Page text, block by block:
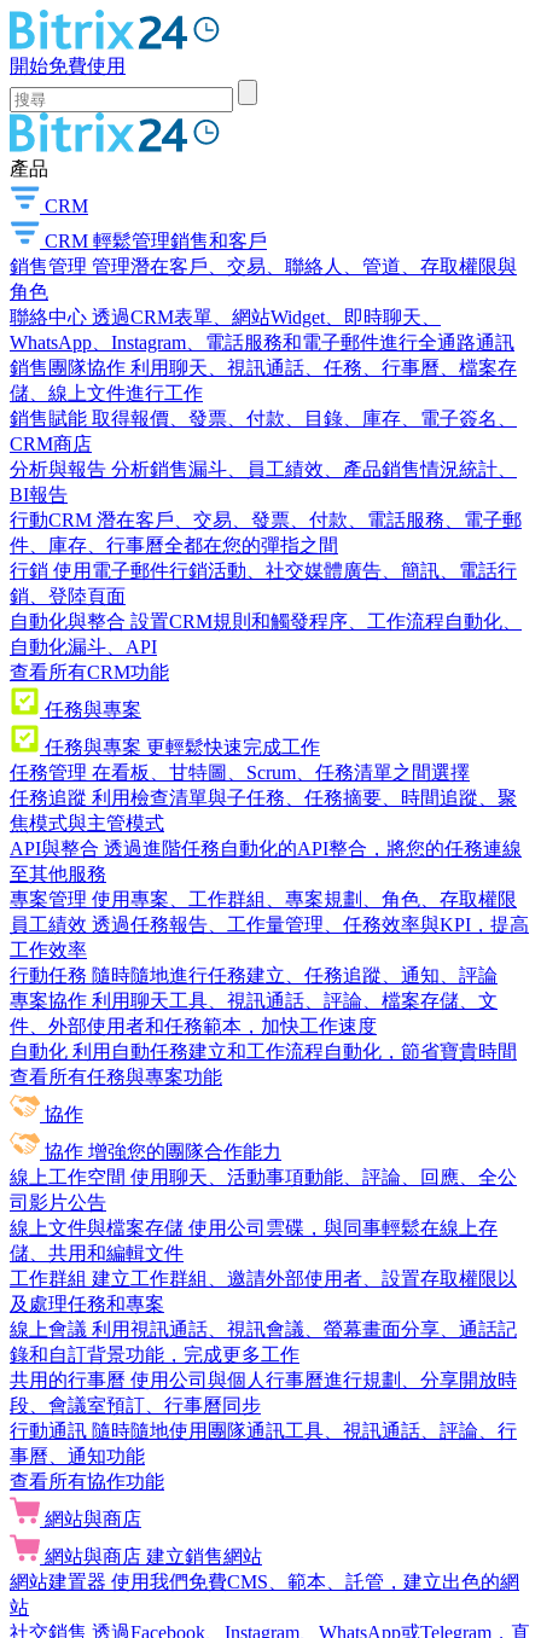
開始免費使用
產品
CRM
CRM 輕鬆管理銷售和客戶
銷售管理 管理潛在客戶、交易、聯絡人、管道、存取權限與
角色
聯絡中心 透過CRM表單、網站Widget、即時聊天、
WhatsApp、Instagram、電話服務和電子郵件進行全通路通訊
銷售團隊協作 利用聊天、視訊通話、任務、行事曆、檔案存
儲、線上文件進行工作
銷售賦能 取得報價、發票、付款、目錄、庫存、電子簽名、
CRM商店
分析與報告 分析銷售漏斗、員工績效、產品銷售情況統計、
BI報告
行動CRM 潛在客戶、交易、發票、付款、電話服務、電子郵
件、庫存、行事曆全都在您的彈指之間
行銷 使用電子郵件行銷活動、社交媒體廣告、簡訊、電話行
銷、登陸頁面
自動化與整合 設置CRM規則和觸發程序、工作流程自動化、
自動化漏斗、API
查看所有CRM功能
任務與專案
任務與專案 更輕鬆快速完成工作
任務管理 在看板、甘特圖、Scrum、任務清單之間選擇
任務追蹤 利用檢查清單與子任務、任務摘要、時間追蹤、聚
焦模式與主管模式
API與整合 透過進階任務自動化的API整合，將您的任務連線
至其他服務
專案管理 使用專案、工作群組、專案規劃、角色、存取權限
員工績效 透過任務報告、工作量管理、任務效率與KPI，提高
工作效率
行動任務 隨時隨地進行任務建立、任務追蹤、通知、評論
專案協作 利用聊天工具、視訊通話、評論、檔案存儲、文
件、外部使用者和任務範本，加快工作速度
自動化 利用自動任務建立和工作流程自動化，節省寶貴時間
查看所有任務與專案功能
協作
協作 增強您的團隊合作能力
線上工作空間 使用聊天、活動事項動能、評論、回應、全公
司影片公告
線上文件與檔案存儲 使用公司雲碟，與同事輕鬆在線上存
儲、共用和編輯文件
工作群組 建立工作群組、邀請外部使用者、設置存取權限以
及處理任務和專案
線上會議 利用視訊通話、視訊會議、螢幕畫面分享、通話記
錄和自訂背景功能，完成更多工作
共用的行事曆 使用公司與個人行事曆進行規劃、分享開放時
段、會議室預訂、行事曆同步
行動通訊 隨時隨地使用團隊通訊工具、視訊通話、評論、行
事曆、通知功能
查看所有協作功能
網站與商店
網站與商店 建立銷售網站
網站建置器 使用我們免費CMS、範本、託管，建立出色的網
站
社交銷售 透過Facebook、Instagram、WhatsApp或Telegram，直